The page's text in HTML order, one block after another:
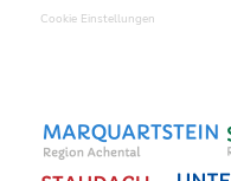
Cookie Einstellungen